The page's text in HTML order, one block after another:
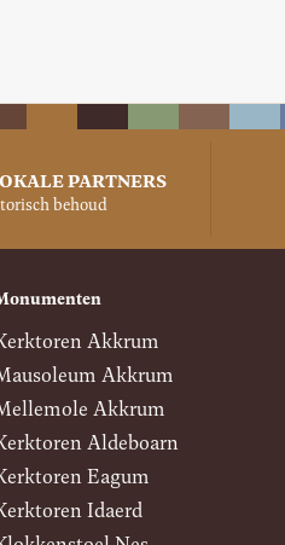
PARTNERS
behoud
Akkrum
Akkrum
Akkrum
Aldeboarn
Eagum
Idaerd